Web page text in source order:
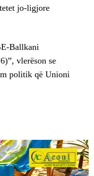
jo-ligjore
Ballkani
vlerëson se
politik që Unioni